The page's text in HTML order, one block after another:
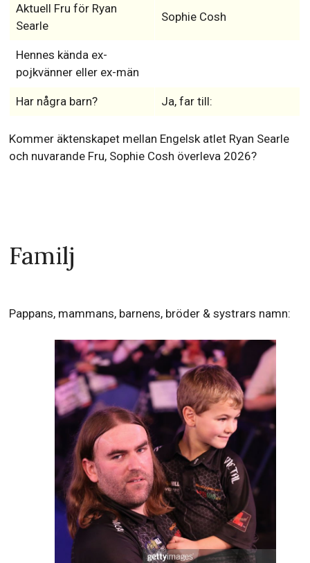
Aktuell Fru för Ryan
Searle
Sophie Cosh
Hennes kända ex-
pojkvänner eller ex-män
Har några barn? Ja, far till:
Kommer äktenskapet mellan Engelsk atlet Ryan Searle
och nuvarande Fru, Sophie Cosh överleva 2026?
Familj
Pappans, mammans, barnens, bröder & systrars namn: